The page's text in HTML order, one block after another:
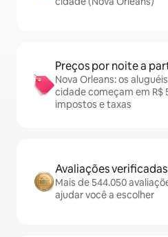
Preços por noite a
Nova Orleans: os
cidade começam em R$
impostos e taxas
Avaliações
Mais de 544.050
ajudar você a escolher